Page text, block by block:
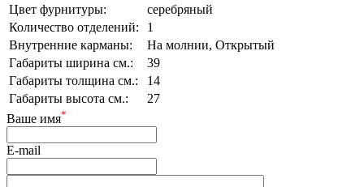
Цвет фурнитуры:
серебряный
Количество отделений:
1
Внутренние карманы:
На молнии, Открытый
Габариты ширина см.:
39
Габариты толщина см.:
14
Габариты высота см.:
27
Ваше имя*
E-mail